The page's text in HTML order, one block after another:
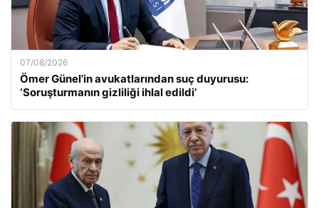
07/08/2026
Ömer Günel’in avukatlarından suç duyurusu:
‘Soruşturmanın gizliliği ihlal edildi’